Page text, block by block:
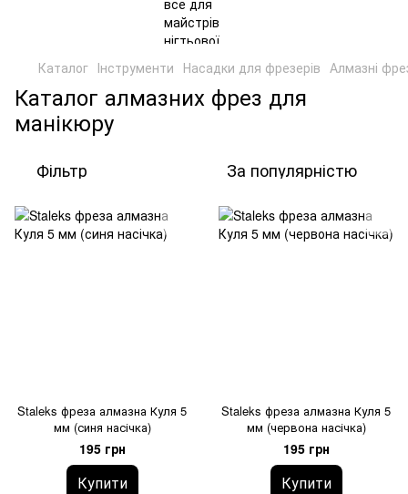
Каталог Інструменти Насадки для фрезерів Алмазні
Каталог алмазних фрез для
манікюру
Фільтр За популярністю
Staleks фреза алмазна Куля 5
мм (синя насічка)
195 грн
Купити
Staleks фреза алмазна Куля 5
мм (червона насічка)
195 грн
Купити